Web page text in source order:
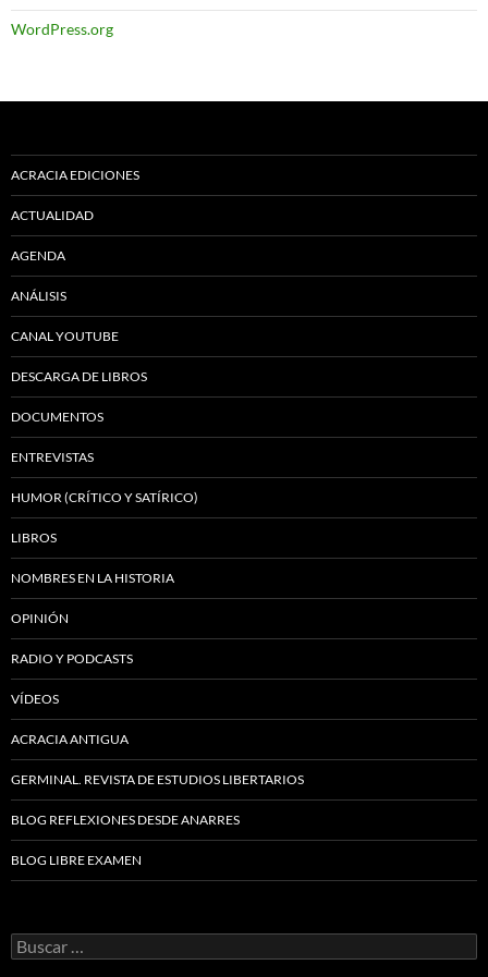
WordPress.org
ACRACIA EDICIONES
ACTUALIDAD
AGENDA
ANÁLISIS
CANAL YOUTUBE
DESCARGA DE LIBROS
DOCUMENTOS
ENTREVISTAS
HUMOR (CRÍTICO Y SATÍRICO)
LIBROS
NOMBRES EN LA HISTORIA
OPINIÓN
RADIO Y PODCASTS
VÍDEOS
ACRACIA ANTIGUA
GERMINAL. REVISTA DE ESTUDIOS LIBERTARIOS
BLOG REFLEXIONES DESDE ANARRES
BLOG LIBRE EXAMEN
Buscar: